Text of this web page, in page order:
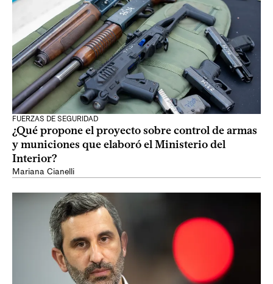
FUERZAS DE SEGURIDAD
¿Qué propone el proyecto sobre control de armas
y municiones que elaboró el Ministerio del
Interior?
Mariana Cianelli